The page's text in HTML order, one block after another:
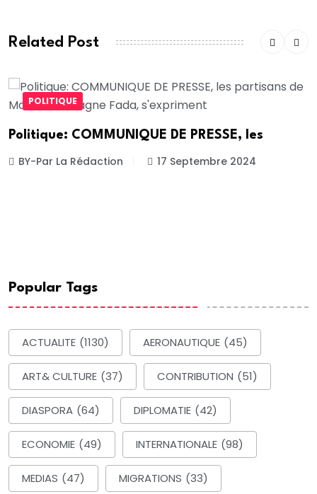
Related Post
POLITIQUE
Politique: COMMUNIQUE DE PRESSE, les
BY-Par La Rédaction 17 Septembre 2024
Popular Tags
ACTUALITE (1130) AERONAUTIQUE (45)
ART& CULTURE (37) CONTRIBUTION (51)
DIASPORA (64) DIPLOMATIE (42)
ECONOMIE (49) INTERNATIONALE (98)
MEDIAS (47) MIGRATIONS (33)